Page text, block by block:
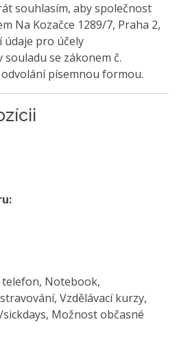
souhlasím, aby společnost
Na Kozačce 1289/7, Praha 2,
údaje pro účely
se zákonem č.
odvolání písemnou formou.
Notebook,
Vzdělávací kurzy,
Možnost občasné